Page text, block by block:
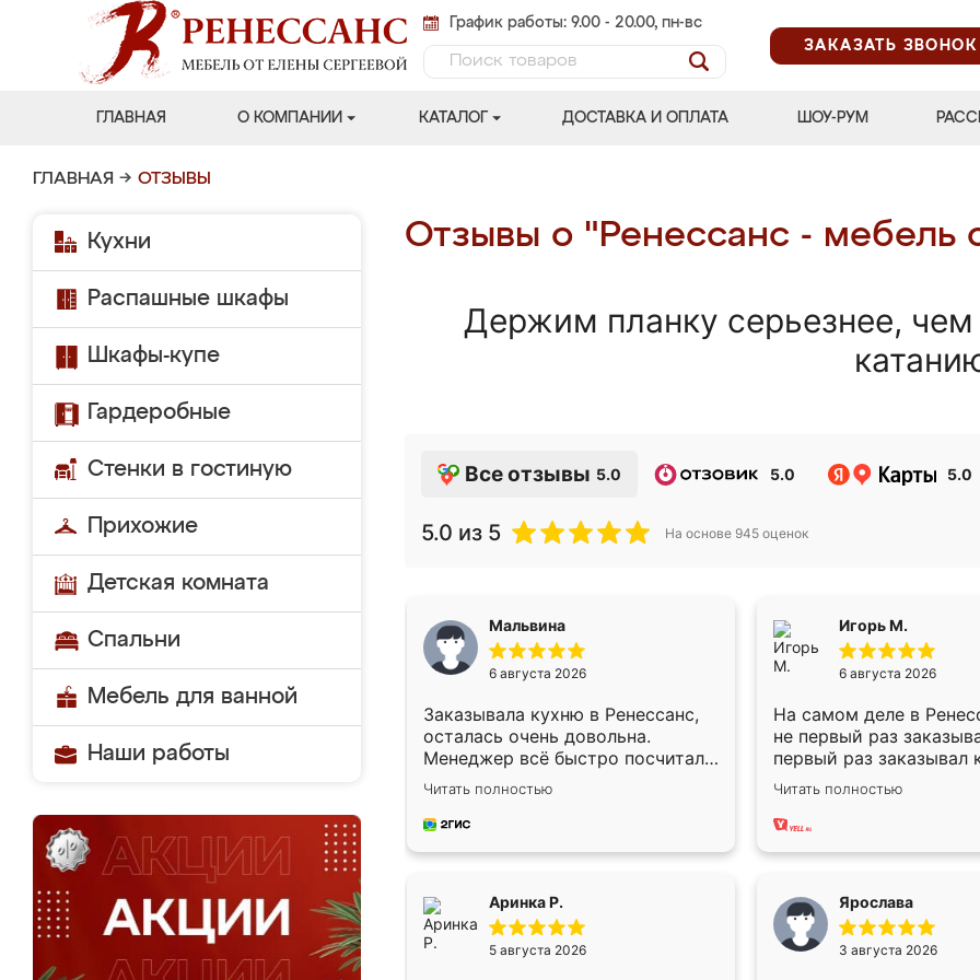
График работы: 9.00 - 20.00, пн-вс
ЗАКАЗАТЬ ЗВОНОК
ГЛАВНАЯ О КОМПАНИИ КАТАЛОГ ДОСТАВКА И ОПЛАТА ШОУ-РУМ
ГЛАВНАЯ → ОТЗЫВЫ
Кухни
Распашные шкафы
Шкафы-купе
Гардеробные
Стенки в гостиную
Прихожие
Детская комната
Спальни
Мебель для ванной
Наши работы
Отзывы о "Ренессанс - мебель
Держим планку серьезнее,
Все отзывы 5.0 5.0 5.0
5.0 из 5 На основе 945 оценок
Мальвина
6 августа 2026
Заказывала кухню в Ренессанс,
осталась очень довольна.
Менеджер всё быстро посчитала,
на вопросы отвечала сразу.
Замерщик приехал в субботу,
подошёл к делу со всей
Качество отличное, ящики ходят
плавно, ничего не скрипит. Всё
подошло как влитое.
Читать полностью
Игорь М.
6 августа 2026
На самом деле в
не первый раз
первый раз заказывал
для маленького
рождении ,во второй
шкаф-купе. По качеству
разными конкурентами
сегменте ,выбор у
куда меньше, здесь же
Читать полностью
Аринка Р.
5 августа 2026
Ярослава
3 августа 2026